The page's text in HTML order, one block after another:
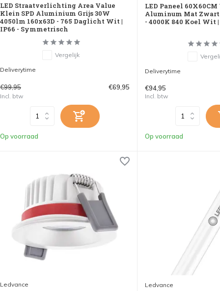
LED Straatverlichting Area Value
Klein SPD Aluminium Grijs 30W
4050lm 160x63D - 765 Daglicht Wit |
IP66 - Symmetrisch
Vergelijk
Deliverytime
€99,95 €69,95
Incl. btw
Op voorraad
LED Paneel 60X60CM
Aluminum Mat Zwart
- 4000K 840 Koel Wit
Deliverytime
€94,95
Incl. btw
Op voorraad
Ledvance Ledvance